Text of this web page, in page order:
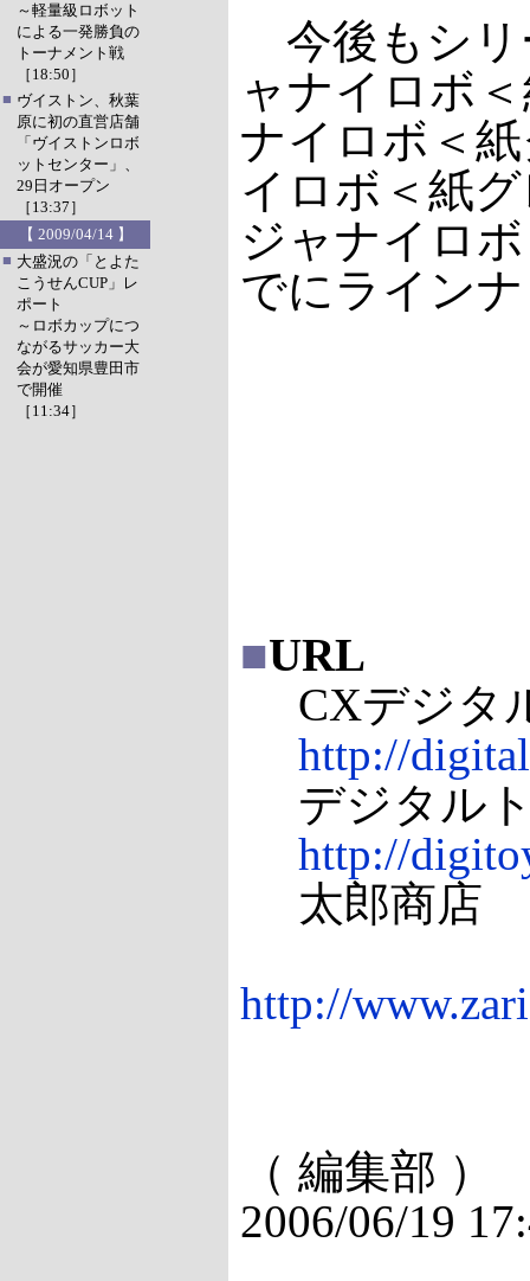
～軽量級ロボット
による一発勝負の
トーナメント戦
［18:50］
■ ヴイストン、秋葉
原に初の直営店舗
「ヴイストンロボ
ットセンター」、
29日オープン
［13:37］
【 2009/04/14 】
■ 大盛況の「とよた
こうせんCUP」レ
ポート
～ロボカップにつ
ながるサッカー大
会が愛知県豊田市
で開催
［11:34］
今後もシリ
ャナイロボ
ナイロボ＜
イロボ＜紙
ジャナイロ
でにライン
■URL
CXデジタ
http://
デジタル
http://
太郎商店
http://
（ 編集部 ）
2006/06/19